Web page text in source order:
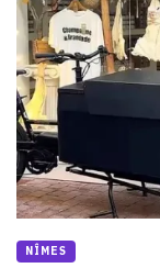
NÎMES